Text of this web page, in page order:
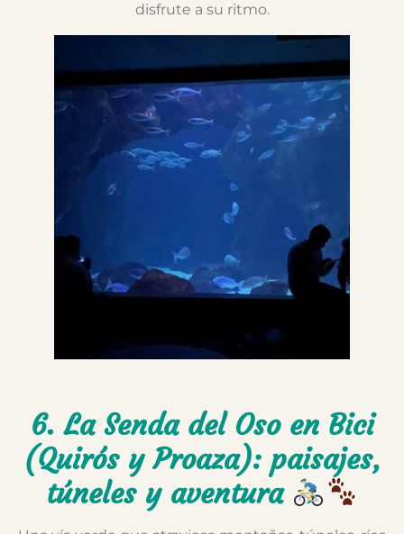
disfrute a su ritmo.
6. La Senda del Oso en Bici
(Quirós y Proaza): paisajes,
túneles y aventura